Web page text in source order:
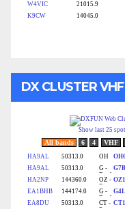
DX CLUSTER VHF